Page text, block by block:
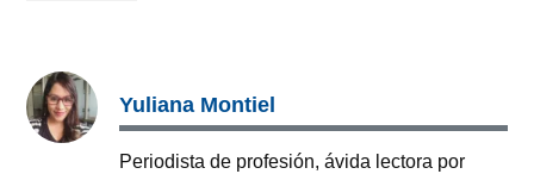
Yuliana Montiel
Periodista de profesión, ávida lectora por